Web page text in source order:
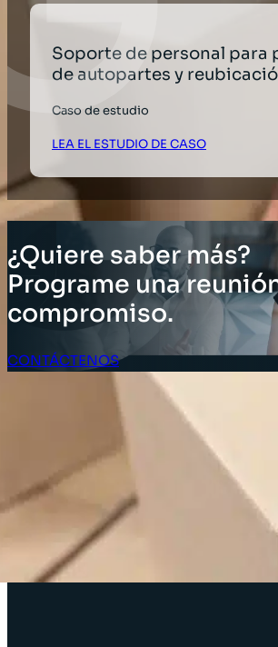
Soporte de personal para
de autopartes y
Caso de estudio
LEA EL ESTUDIO DE CASO
¿Quiere saber más?
Programe una
compromiso.
CONTÁCTENOS
Acceso Clientes
Soluciones de inventario
Soluciones empresariales
Soluciones para la cadena de
Etiquetado de activos
Soluciones para el sector